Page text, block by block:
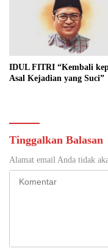
IDUL FITRI “Kembali
Asal Kejadian yang Suci”
Tinggalkan Balasan
Alamat email Anda tidak